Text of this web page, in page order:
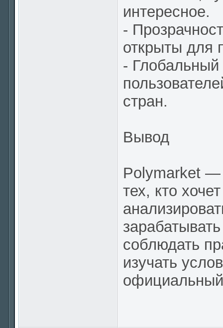
интересное.
-
открыты для
-
стран.
Вывод
Polymarket —
тех, кто
соблюдать
изучать